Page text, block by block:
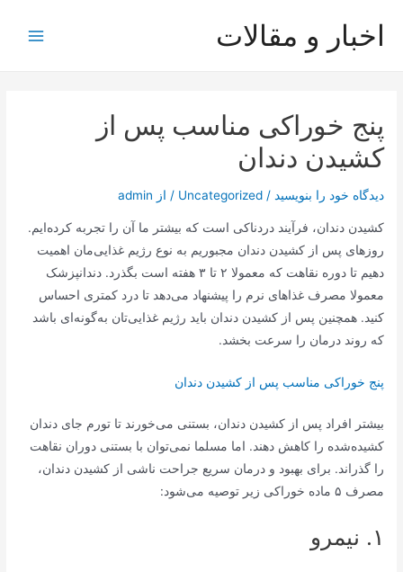
اخبار و مقالات
پنج خوراکی مناسب پس از
کشیدن دندان
دیدگاه‌ خود را بنویسید /
Uncategorized / از admin
کشیدن دندان، فرآیند دردناکی است که بیشتر ما آن را تجربه کرده‌ایم.
روز‌های پس از کشیدن دندان مجبوریم به نوع رژیم غذایی‌مان اهمیت
دهیم تا دوره نقاهت که معمولا ۲ تا ۳ هفته است بگذرد. دندانپزشک
معمولا مصرف غذا‌های نرم را پیشنهاد می‌دهد تا درد کمتری احساس
کنید. همچنین پس از کشیدن دندان باید رژیم غذایی‌تان به‌گونه‌ای باشد
که روند درمان را سرعت بخشد.
پنج خوراکی مناسب پس از کشیدن دندان
بیشتر افراد پس از کشیدن دندان، بستنی می‌خورند تا تورم جای دندان
کشیده‌شده را کاهش دهند. اما مسلما نمی‌توان با بستنی دوران نقاهت
را گذراند. برای بهبود و درمان سریع جراحت ناشی از کشیدن دندان،
مصرف ۵ ماده خوراکی زیر توصیه می‌شود:
۱. نیمرو